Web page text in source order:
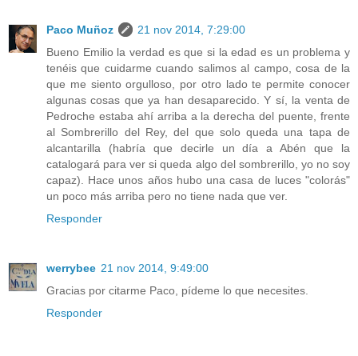
Paco Muñoz
21 nov 2014, 7:29:00
Bueno Emilio la verdad es que si la edad es un problema y
tenéis que cuidarme cuando salimos al campo, cosa de la
que me siento orgulloso, por otro lado te permite conocer
algunas cosas que ya han desaparecido. Y sí, la venta de
Pedroche estaba ahí arriba a la derecha del puente, frente
al Sombrerillo del Rey, del que solo queda una tapa de
alcantarilla (habría que decirle un día a Abén que la
catalogará para ver si queda algo del sombrerillo, yo no soy
capaz). Hace unos años hubo una casa de luces "colorás"
un poco más arriba pero no tiene nada que ver.
Responder
werrybee 21 nov 2014, 9:49:00
Gracias por citarme Paco, pídeme lo que necesites.
Responder